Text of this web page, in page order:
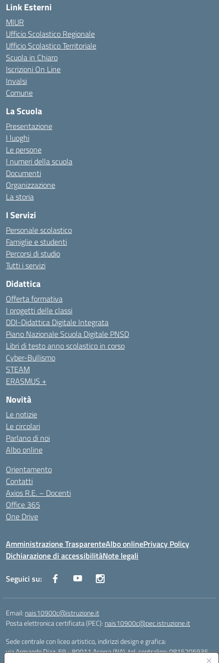
Link Esterni
MIUR
Ufficio Scolastico Regionale
Ufficio Scolastico Territoriale
Scuola in Chiaro
Iscrizioni On Line
Invalsi
Comune
La Scuola
Presentazione
I luoghi
Le persone
I numeri della scuola
Documenti
Organizzazione
La storia
I Servizi
Personale scolastico
Famiglie e studenti
Percorsi di studio
Tutti i servizi
Didattica
Offerta formativa
I progetti delle classi
DDI-Didattica Digitale Integrata
Piano Nazionale Scuola Digitale PNSD
Libri di testo anno scolastico in corso
Cyber-Bullismo
STEAM
ERASMUS +
Novità
Le notizie
Le circolari
Parlano di noi
Albo online
Orientamento
Contatti
Axios R.E. – Docenti
Office 365
One Drive
Amministrazione TrasparenteAlbo onlinePrivacy Policy
Dichiarazione di accessibilitàNote legali
Seguici su:
Email: nais10900c@istruzione.it
Posta elettronica certificata (PEC): nais10900c@pec.istruzione.it
Sede centrale con liceo artistico, indirizzi design e grafica:
via Armando Diaz, 59 - 80011 Acerra (NA), tel. centralino: 0815205935